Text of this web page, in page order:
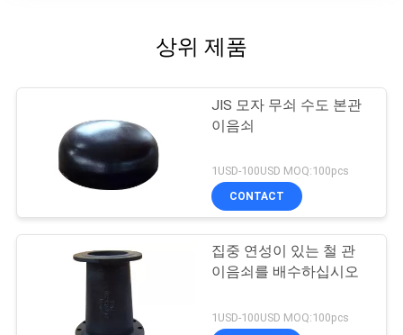
상위 제품
JIS 모자 무쇠 수도 본관
이음쇠
1USD-100USD MOQ:100pcs
CONTACT
집중 연성이 있는 철 관
이음쇠를 배수하십시오
1USD-100USD MOQ:100pcs